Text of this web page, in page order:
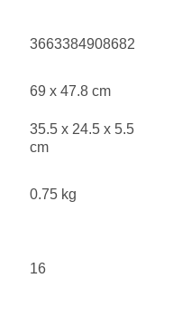
3663384908682
69 x 47.8 cm
35.5 x 24.5 x 5.5
cm
0.75 kg
16